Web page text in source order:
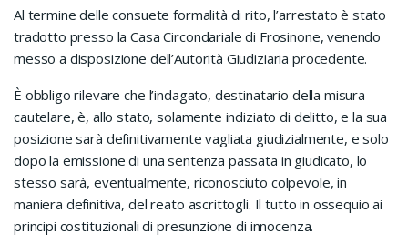
Al termine delle consuete formalità di rito, l’arrestato è stato
tradotto presso la Casa Circondariale di Frosinone, venendo
messo a disposizione dell’Autorità Giudiziaria procedente.
È obbligo rilevare che l’indagato, destinatario della misura
cautelare, è, allo stato, solamente indiziato di delitto, e la sua
posizione sarà definitivamente vagliata giudizialmente, e solo
dopo la emissione di una sentenza passata in giudicato, lo
stesso sarà, eventualmente, riconosciuto colpevole, in
maniera definitiva, del reato ascrittogli. Il tutto in ossequio ai
principi costituzionali di presunzione di innocenza.